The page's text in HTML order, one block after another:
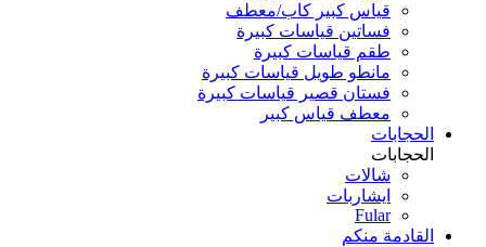
قياس كبير كاب/معطف
فساتين قياسات كبيرة
طقم قياسات كبيرة
مانطو طويل قياسات كبيرة
فستان قصير قياسات كبيرة
معطف قياس كبير
الحجابات
الحجابات
شالات
ايشاربات
Fular
القادمة منكم